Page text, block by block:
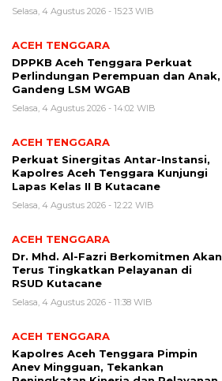
Selasa, 4 Agustus 2026 - 15:23 WIB
ACEH TENGGARA
DPPKB Aceh Tenggara Perkuat
Perlindungan Perempuan dan Anak,
Gandeng LSM WGAB
Selasa, 4 Agustus 2026 - 14:02 WIB
ACEH TENGGARA
Perkuat Sinergitas Antar-Instansi,
Kapolres Aceh Tenggara Kunjungi
Lapas Kelas II B Kutacane
Selasa, 4 Agustus 2026 - 12:22 WIB
ACEH TENGGARA
Dr. Mhd. Al-Fazri Berkomitmen Akan
Terus Tingkatkan Pelayanan di
RSUD Kutacane
Selasa, 4 Agustus 2026 - 11:38 WIB
ACEH TENGGARA
Kapolres Aceh Tenggara Pimpin
Anev Mingguan, Tekankan